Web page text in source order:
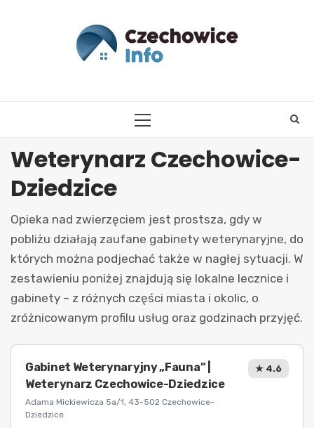
PRIMARY
Weterynarz Czechowice-
Dziedzice
Opieka nad zwierzęciem jest prostsza, gdy w
pobliżu działają zaufane gabinety weterynaryjne, do
których można podjechać także w nagłej sytuacji. W
zestawieniu poniżej znajdują się lokalne lecznice i
gabinety – z różnych części miasta i okolic, o
zróżnicowanym profilu usług oraz godzinach przyjęć.
Gabinet Weterynaryjny „Fauna” |
Weterynarz Czechowice-Dziedzice
Adama Mickiewicza 5a/1, 43-502 Czechowice-
Dziedzice
★ 4.6